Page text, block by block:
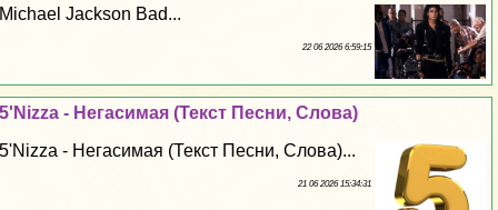
Michael Jackson Bad...
22 06 2026 6:59:15
5'Nizza - Негасимая (Текст Песни, Слова)
5'Nizza - Негасимая (Текст Песни, Слова)...
21 06 2026 15:34:31